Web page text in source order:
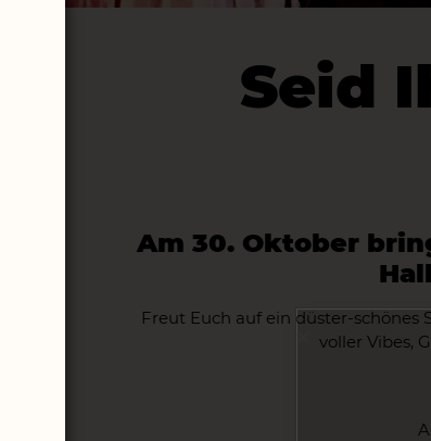
Seid
Am 30. Oktober
Freut Euch auf ein düster-schönes
voller Vibes,